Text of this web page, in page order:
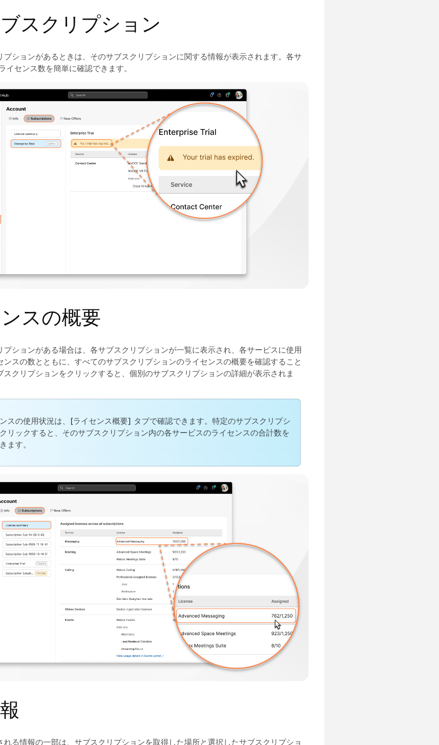
スクリプション
プションがあるときは、そのサブスクリプションに関する情報が表示されます。各サ
イセンス数を簡単に確認できます。
スの概要
プションがある場合は、各サブスクリプションが一覧に表示され、各サービスに使用
ンスの数とともに、すべてのサブスクリプションのライセンスの概要を確認すること
スクリプションをクリックすると、個別のサブスクリプションの詳細が表示されま
スの使用状況は、 [ライセンス概要] タブで確認できます。特定のサブスクリプシ
リックすると、そのサブスクリプション内の各サービスのライセンスの合計数を
ます。
れる情報の一部は、サブスクリプションを取得した場所と選択したサブスクリプショ